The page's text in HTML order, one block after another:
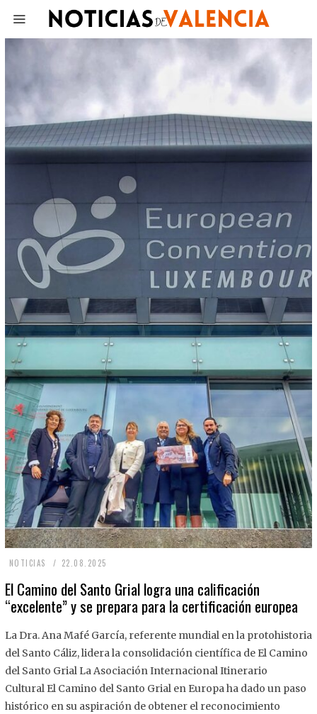
NOTICIAS 22.08.2025
.
8
2
El Camino del Santo Grial logra una calificación
“excelente” y se prepara para la certificación europea
La Dra. Ana Mafé García, referente mundial en la protohistoria
del Santo Cáliz, lidera la consolidación científica de El Camino
del Santo Grial La Asociación Internacional Itinerario
Cultural El Camino del Santo Grial en Europa ha dado un paso
histórico en su aspiración de obtener el reconocimiento